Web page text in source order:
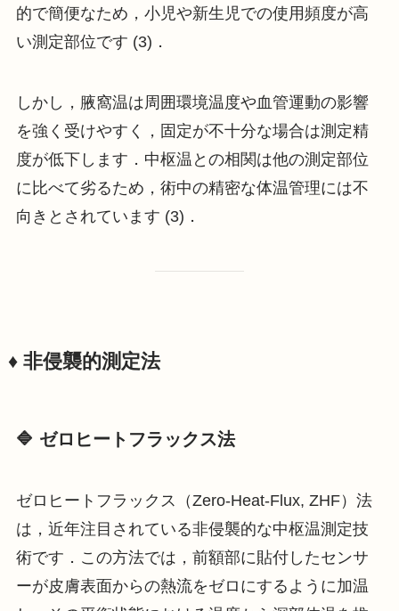
的で簡便なため，小児や新生児での使用頻度が高
い測定部位です (3)．
しかし，腋窩温は周囲環境温度や血管運動の影響
を強く受けやすく，固定が不十分な場合は測定精
度が低下します．中枢温との相関は他の測定部位
に比べて劣るため，術中の精密な体温管理には不
向きとされています (3)．
♦️ 非侵襲的測定法
🔷 ゼロヒートフラックス法
ゼロヒートフラックス（Zero-Heat-Flux, ZHF）法
は，近年注目されている非侵襲的な中枢温測定技
術です．この方法では，前額部に貼付したセンサ
ーが皮膚表面からの熱流をゼロにするように加温